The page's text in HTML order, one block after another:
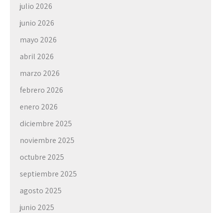
julio 2026
junio 2026
mayo 2026
abril 2026
marzo 2026
febrero 2026
enero 2026
diciembre 2025
noviembre 2025
octubre 2025
septiembre 2025
agosto 2025
junio 2025